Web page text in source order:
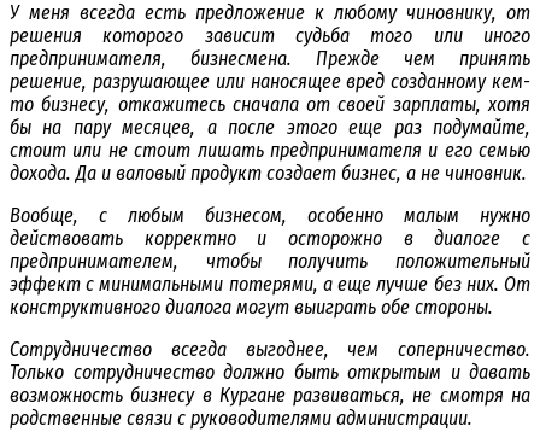
У меня всегда есть предложение к любому чиновнику, от
решения которого зависит судьба того или иного
предпринимателя, бизнесмена. Прежде чем принять
решение, разрушающее или наносящее вред созданному кем-
то бизнесу, откажитесь сначала от своей зарплаты, хотя
бы на пару месяцев, а после этого еще раз подумайте,
стоит или не стоит лишать предпринимателя и его семью
дохода. Да и валовый продукт создает бизнес, а не чиновник.
Вообще, с любым бизнесом, особенно малым нужно
действовать корректно и осторожно в диалоге с
предпринимателем, чтобы получить положительный
эффект с минимальными потерями, а еще лучше без них. От
конструктивного диалога могут выиграть обе стороны.
Сотрудничество всегда выгоднее, чем соперничество.
Только сотрудничество должно быть открытым и давать
возможность бизнесу в Кургане развиваться, не смотря на
родственные связи с руководителями администрации.